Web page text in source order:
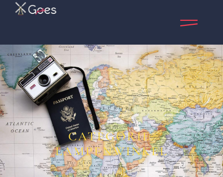
CATEGORIE:
LAMPENWINKEL